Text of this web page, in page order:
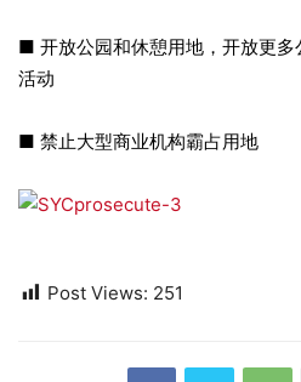
■ 开放公园和休憩用地，开放更
活动
■ 禁止大型商业机构霸占用地
Post Views: 251